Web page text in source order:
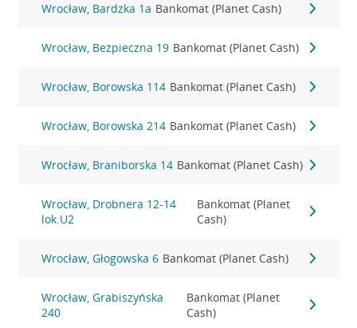
Wrocław, Bardzka 1a Bankomat (Planet Cash)
Wrocław, Bezpieczna 19 Bankomat (Planet Cash)
Wrocław, Borowska 114 Bankomat (Planet Cash)
Wrocław, Borowska 214 Bankomat (Planet Cash)
Wrocław, Braniborska 14 Bankomat (Planet Cash)
Wrocław, Drobnera 12-14
lok.U2
Bankomat (Planet
Cash)
Wrocław, Głogowska 6 Bankomat (Planet Cash)
Wrocław, Grabiszyńska
240
Bankomat (Planet
Cash)